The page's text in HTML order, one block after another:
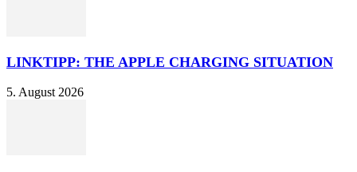
LINKTIPP: THE APPLE CHARGING SITUATION
5. August 2026